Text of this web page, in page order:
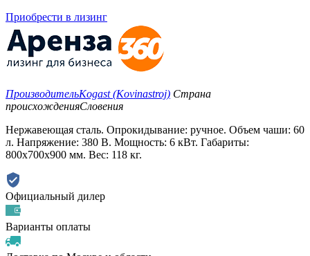
Приобрести в лизинг
ПроизводительKogast (Kovinastroj) Страна
происхожденияСловения
Нержавеющая сталь. Опрокидывание: ручное. Объем чаши: 60
л. Напряжение: 380 В. Мощность: 6 кВт. Габариты:
800х700х900 мм. Вес: 118 кг.
Официальный дилер
Варианты оплаты